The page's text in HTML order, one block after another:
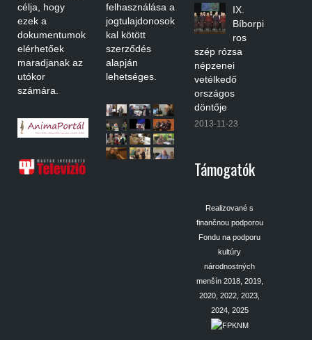
célja, hogy
ezek a
dokumentumok
elérhetőek
maradjanak az
utókor
számára.
felhasználása a
jogtulajdonosok
kal kötött
szerződés
alapján
lehetséges.
IX.
Bíborpi
ros
szép rózsa
népzenei
vetélkedő
országos
döntője
2013-11-23
Támogatók
Realizované s
finančnou podporou
Fondu na podporu
kultúry
národnostných
menšín 2018, 2019,
2020, 2022, 2023,
2024, 2025